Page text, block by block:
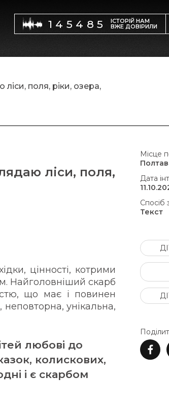
145485 ІСТОРІЙ НАМ
ВЖЕ ДОВІРИЛИ
ліси, поля,
цінності, котрими
Найголовніший скарб
що має і повинен
унікальна,
любові до
колискових,
і є скарбом
поля, ріки, озера,
Місце
Дата
Спосіб
Текст